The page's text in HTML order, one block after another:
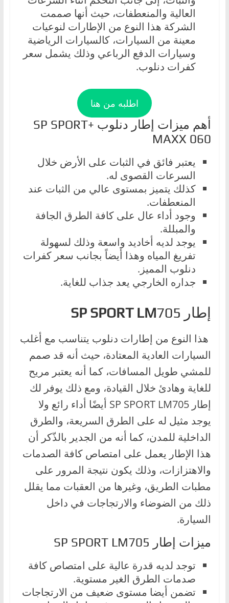
العالية والمنعطفات، حيث أنها صممت
الشركة هذا النوع من الإطارات لنوعيات
معينة من السيارات، كالسيارات الرياضية
وسيارات الدفع الرباعي وذلك يشمل سعر
كفرات دنلوب.
اطلبه من هنا
أهم ميزات إطار دنلوب +SP SPORT
MAXX 060
يعتبر فائق في الثبات على الأرض خلال
السرعات القصوى له.
كذلك يتميز بمستوى عالي من الثبات عند
المنعطفات.
وجود أداء عال على كافة الطرق الجافة
والمبللة.
يوجد لديه أخاديد واسعة وذلك لسهولة
تفريغ المياه وهذا أيضاً بجانب سعر كفرات
دنلوب المميز.
جداره الخارجي يعد جذاب للغاية.
إطار SP SPORT LM705
هذا النوع من إطارات دنلوب يتناسب مع أغلب
السيارات العادية المعتادة، حيث أنه قد صمم
للمشي طويل المسافات، كما أنه يعتبر مريح
للغاية وهادئ خلال القيادة، ومع ذلك يوفر لك
إطار SP SPORT LM705 أيضًا أداء رائع ولا
يوجد مثيل له على الطرق السريعة، والطرق
الداخلية للمدن، كما أنه من الجدير بالذّكر أن
هذا الإطار يعمل على امتصاص كافة الصدمات
والاهتزازات، وذلك يكون نتيجة المرور على
مطبات الطريق، وغيرها من العقبات مما يقلل
ذلك من الضوضاء والارتجاجات في داخل
السيارة.
ميزات إطار SP SPORT LM705
توجد لديه قدرة عالية على امتصاص كافة
صدمات الطرق الغير مستوية.
تضمن أيضا مستوى ضعيف من الارتجاجات